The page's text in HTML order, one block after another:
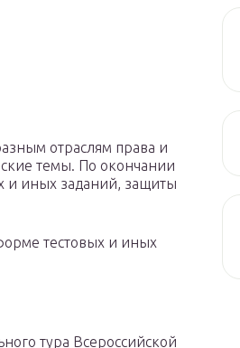
отраслям права и
темы. По окончании
и иных заданий, защиты
тестовых и иных
тура Всероссийской